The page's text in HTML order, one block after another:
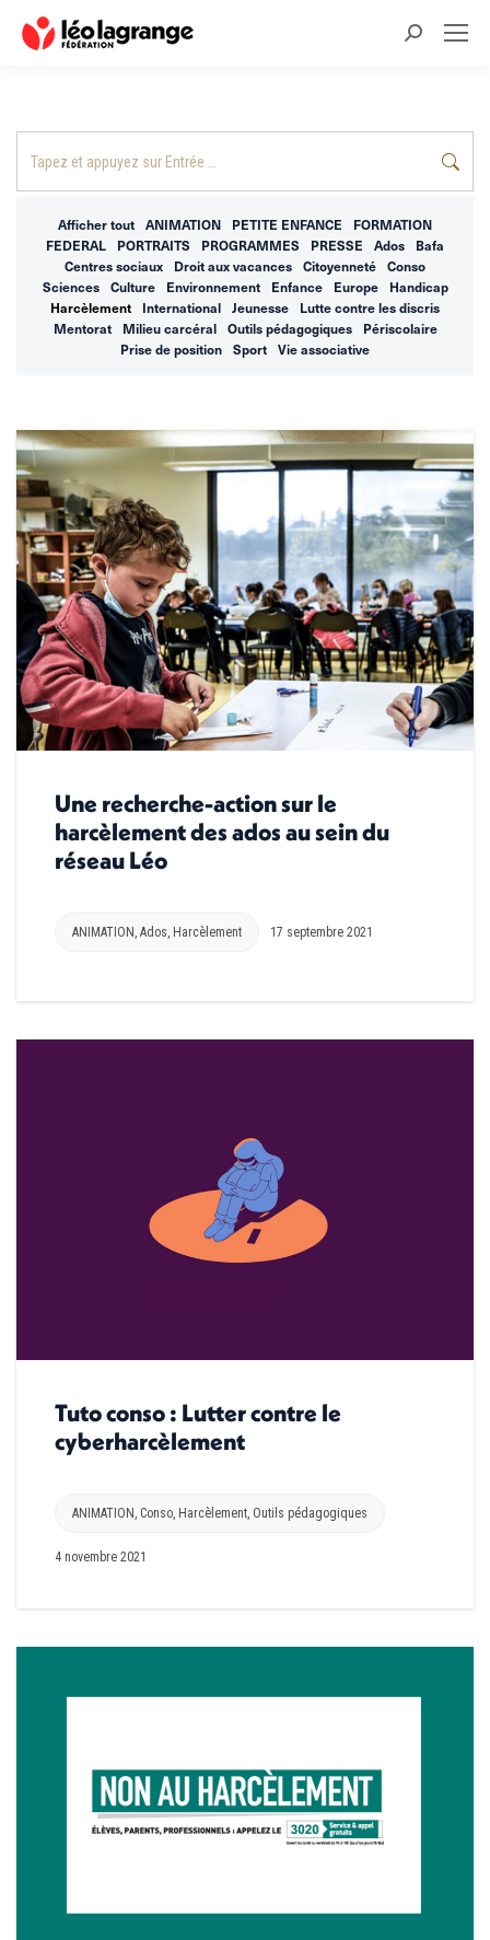
Recherche
Afficher tout ANIMATION PETITE ENFANCE
FORMATION
FEDERAL
PORTRAITS PROGRAMMES PRESSE Ados
Bafa
Centres sociaux
Droit aux vacances Citoyenneté
Conso
Sciences
Culture Environnement Enfance Europe
Handicap
Harcèlement
International Jeunesse
Lutte contre les discris
Mentorat
Milieu carcéral Outils pédagogiques
Périscolaire
Prise de position
Sport Vie associative
Une recherche-action sur le
harcèlement des ados au sein du
réseau Léo
ANIMATION, Ados, Harcèlement 17 septembre 2021
Tuto conso : Lutter contre le
cyberharcèlement
ANIMATION Conso Harcèlement Outils pédagogiques
4 novembre 2021